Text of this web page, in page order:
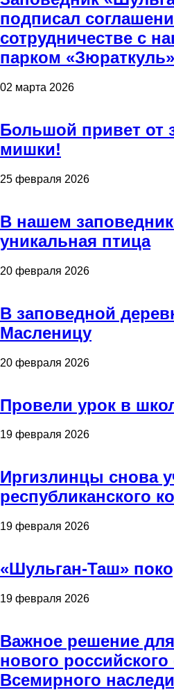
подписал
сотрудничестве с
парком «Зюраткуль»
02 марта 2026
Большой привет от
мишки!
25 февраля 2026
В нашем
уникальная птица
20 февраля 2026
В заповедной
Масленицу
20 февраля 2026
Провели урок в
19 февраля 2026
Иргизлинцы снова
республиканского
19 февраля 2026
«Шульган-Таш»
19 февраля 2026
Важное решение
нового российского
Всемирного